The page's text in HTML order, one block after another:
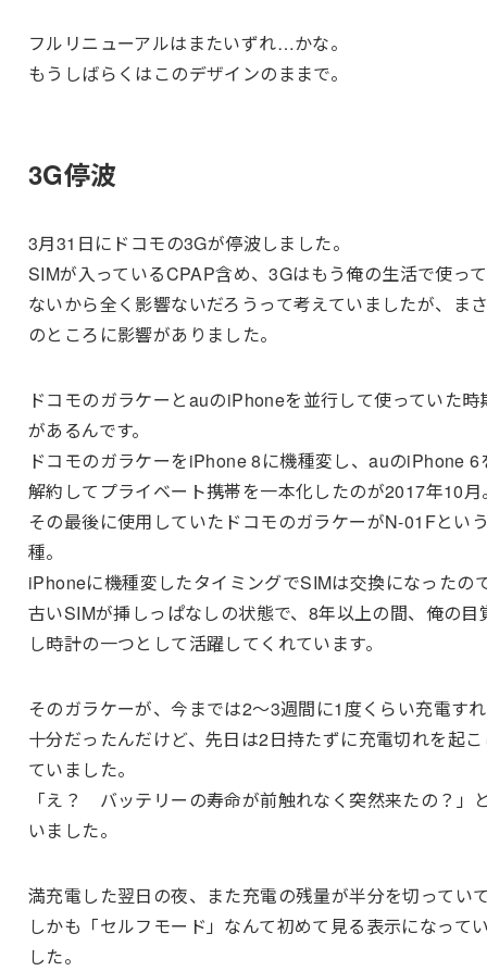
フルリニューアルはまたいずれ…かな。
もうしばらくはこのデザインのままで。
3G停波
3月31日にドコモの3Gが停波しました。
SIMが入っているCPAP含め、3Gはもう俺の生活で使っ
ないから全く影響ないだろうって考えていましたが、ま
のところに影響がありました。
ドコモのガラケーとauのiPhoneを並行して使っていた時
があるんです。
ドコモのガラケーをiPhone 8に機種変し、auのiPhone 6
解約してプライベート携帯を一本化したのが2017年10月
その最後に使用していたドコモのガラケーがN-01Fとい
種。
iPhoneに機種変したタイミングでSIMは交換になったの
古いSIMが挿しっぱなしの状態で、8年以上の間、俺の目
し時計の一つとして活躍してくれています。
そのガラケーが、今までは2～3週間に1度くらい充電す
十分だったんだけど、先日は2日持たずに充電切れを起
ていました。
「え？ バッテリーの寿命が前触れなく突然来たの？」
いました。
満充電した翌日の夜、また充電の残量が半分を切ってい
しかも「セルフモード」なんて初めて見る表示になって
した。